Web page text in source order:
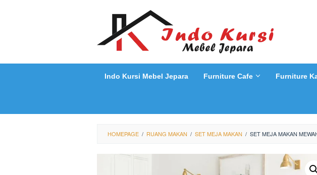
Indo Kursi Mebel Jepara Furniture Cafe Furniture
HOMEPAGE / RUANG MAKAN / SET MEJA MAKAN / SET MEJA MAKAN